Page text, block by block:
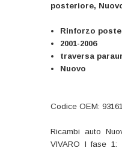
posteriore,
Rinforzo
2001-2006
traversa
Nuovo
Codice OEM:
Ricambi auto
VIVARO I fase 1: